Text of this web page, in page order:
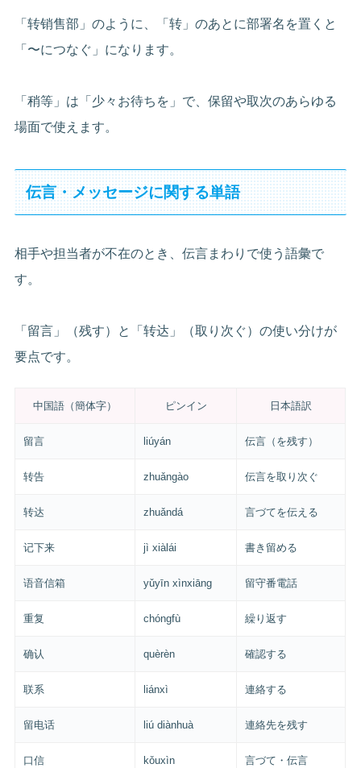
「转销售部」のように、「转」のあとに部署名を置くと
「〜につなぐ」になります。
「稍等」は「少々お待ちを」で、保留や取次のあらゆる
場面で使えます。
伝言・メッセージに関する単語
相手や担当者が不在のとき、伝言まわりで使う語彙で
す。
「留言」（残す）と「转达」（取り次ぐ）の使い分けが
要点です。
中国語（簡体字） ピンイン 日本語訳
留言 liúyán 伝言（を残す）
转告 zhuǎngào 伝言を取り次ぐ
转达 zhuǎndá 言づてを伝える
记下来 jì xiàlái 書き留める
语音信箱 yǔyīn xìnxiāng 留守番電話
重复 chóngfù 繰り返す
确认 quèrèn 確認する
联系 liánxì 連絡する
留电话 liú diànhuà 連絡先を残す
口信 kǒuxìn 言づて・伝言